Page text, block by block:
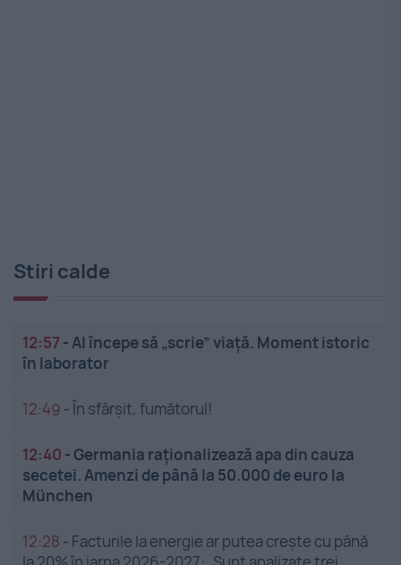
Stiri calde
12:57 -AI începe să „scrie” viață. Moment istoric
în laborator
12:49 -În sfârșit, fumătorul!
12:40 -Germania raționalizează apa din cauza
secetei. Amenzi de până la 50.000 de euro la
München
12:28 - Facturile la energie ar putea crește cu până